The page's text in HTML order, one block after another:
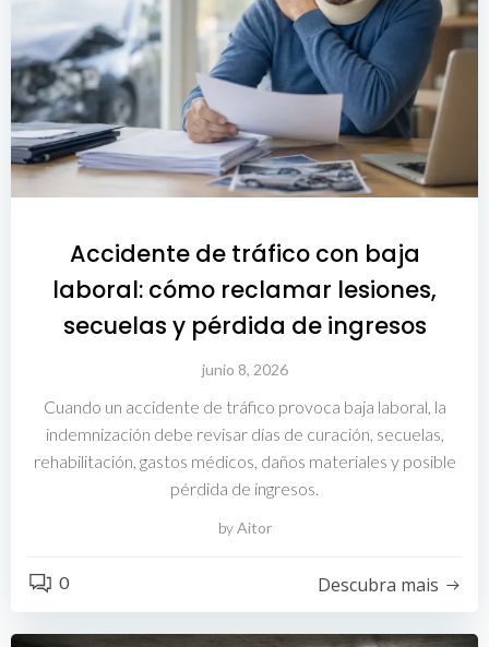
Accidente de tráfico con baja
laboral: cómo reclamar lesiones,
secuelas y pérdida de ingresos
junio 8, 2026
Cuando un accidente de tráfico provoca baja laboral, la
indemnización debe revisar días de curación, secuelas,
rehabilitación, gastos médicos, daños materiales y posible
pérdida de ingresos.
byAitor
0 Descubra mais